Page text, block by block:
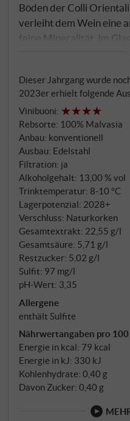
Böden der Colli
verleiht dem Wein eine
feine Mineralität. Im
grünlichem Schimmer.
von einem Hauch
und lebendig, mit
einem eleganten,
vielseitiger,
mediterraner Seele –
Risotto mit Kräutern.
Dieser Jahrgang wurde
2023er erhielt folgende
Vinibuoni:
Rebsorte: 100% Malvasia
Anbau: konventionell
Ausbau: Edelstahl
Filtration: ja
Alkoholgehalt: 13,00 % vol
Trinktemperatur: 8‑10 °C
Lagerpotenzial: 2028+
Verschluss: Naturkorken
Gesamtextrakt: 22,55 g/l
Gesamtsäure: 5,71 g/l
Restzucker: 5,02 g/l
Sulfit: 97 mg/l
pH-Wert: 3,35
Allergene
enthält Sulfite
Nährwertangaben pro 100
Energie in kcal: 79 kcal
Energie in kJ: 330 kJ
Kohlenhydrate: 0,40 g
Davon Zucker: 0,40 g